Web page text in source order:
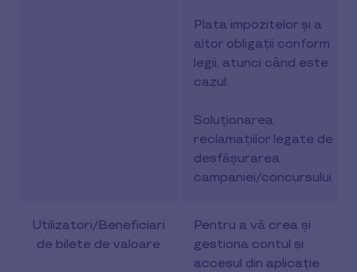
Plata impozitelor și a
altor obligații conform
legii, atunci când este
cazul.
Soluționarea
reclamațiilor legate de
desfășurarea
campaniei/concursului.
Utilizatori/Beneficiari
de bilete de valoare
Pentru a vă crea și
gestiona contul și
accesul din aplicație